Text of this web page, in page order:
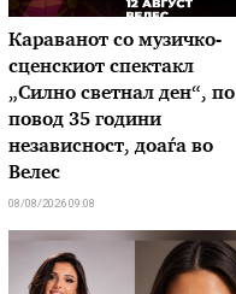
Караванот со музичкo-
сценскиот спектакл
„Силно светнал ден“, по
повод 35 години
независност, доаѓа во
Велес
08/08/2026 09:08